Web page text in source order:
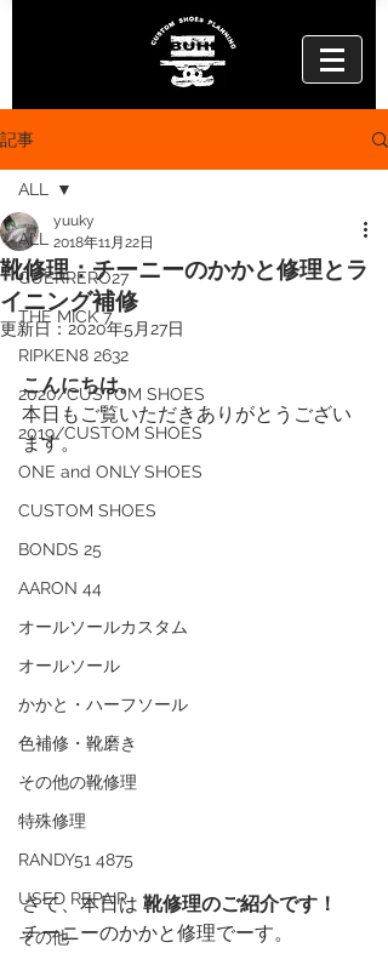
記事
ALL
GUERRERO27
THE MICK 7
RIPKEN8 2632
2020/CUSTOM SHOES
2019/CUSTOM SHOES
ONE and ONLY SHOES
CUSTOM SHOES
BONDS 25
AARON 44
オールソールカスタム
オールソール
かかと・ハーフソール
色補修・靴磨き
その他の靴修理
特殊修理
RANDY51 4875
USED REPAIR
その他
ALL
靴修理：チーニーのかかと修理とラ
イニング補修
yuuky
2018年11月22日
更新日： 2020年5月27日
こんにちは。
本日もご覧いただきありがとうござい
ます。
さて、本日は 靴修理のご紹介です！
チーニーのかかと修理でーす。